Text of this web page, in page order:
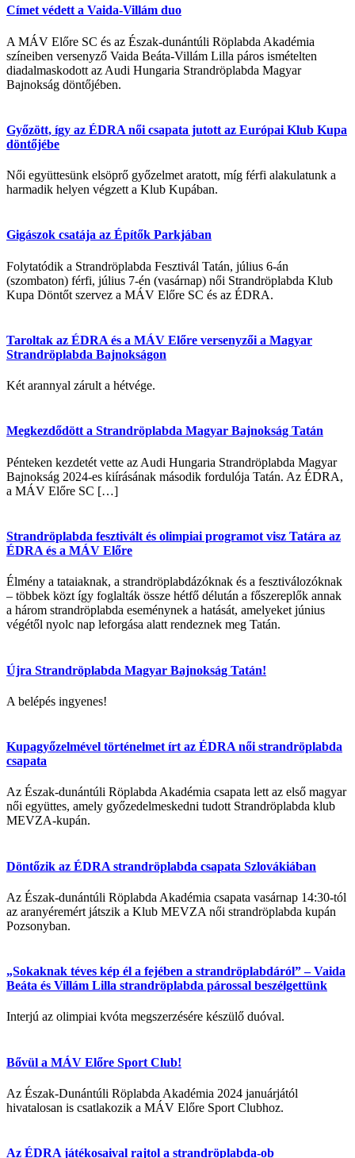
Címet védett a Vaida-Villám duo
A MÁV Előre SC és az Észak-dunántúli Röplabda Akadémia
színeiben versenyző Vaida Beáta-Villám Lilla páros ismételten
diadalmaskodott az Audi Hungaria Strandröplabda Magyar
Bajnokság döntőjében.
Győzött, így az ÉDRA női csapata jutott az Európai Klub Kupa
döntőjébe
Női együttesünk elsöprő győzelmet aratott, míg férfi alakulatunk a
harmadik helyen végzett a Klub Kupában.
Gigászok csatája az Építők Parkjában
Folytatódik a Strandröplabda Fesztivál Tatán, július 6-án
(szombaton) férfi, július 7-én (vasárnap) női Strandröplabda Klub
Kupa Döntőt szervez a MÁV Előre SC és az ÉDRA.
Taroltak az ÉDRA és a MÁV Előre versenyzői a Magyar
Strandröplabda Bajnokságon
Két arannyal zárult a hétvége.
Megkezdődött a Strandröplabda Magyar Bajnokság Tatán
Pénteken kezdetét vette az Audi Hungaria Strandröplabda Magyar
Bajnokság 2024-es kiírásának második fordulója Tatán. Az ÉDRA,
a MÁV Előre SC […]
Strandröplabda fesztivált és olimpiai programot visz Tatára az
ÉDRA és a MÁV Előre
Élmény a tataiaknak, a strandröplabdázóknak és a fesztiválozóknak
– többek közt így foglalták össze hétfő délután a főszereplők annak
a három strandröplabda eseménynek a hatását, amelyeket június
végétől nyolc nap leforgása alatt rendeznek meg Tatán.
Újra Strandröplabda Magyar Bajnokság Tatán!
A belépés ingyenes!
Kupagyőzelmével történelmet írt az ÉDRA női strandröplabda
csapata
Az Észak-dunántúli Röplabda Akadémia csapata lett az első magyar
női együttes, amely győzedelmeskedni tudott Strandröplabda klub
MEVZA-kupán.
Döntőzik az ÉDRA strandröplabda csapata Szlovákiában
Az Észak-dunántúli Röplabda Akadémia csapata vasárnap 14:30-tól
az aranyéremért játszik a Klub MEVZA női strandröplabda kupán
Pozsonyban.
„Sokaknak téves kép él a fejében a strandröplabdáról” – Vaida
Beáta és Villám Lilla strandröplabda párossal beszélgettünk
Interjú az olimpiai kvóta megszerzésére készülő duóval.
Bővül a MÁV Előre Sport Club!
Az Észak-Dunántúli Röplabda Akadémia 2024 januárjától
hivatalosan is csatlakozik a MÁV Előre Sport Clubhoz.
Az ÉDRA játékosaival rajtol a strandröplabda-ob